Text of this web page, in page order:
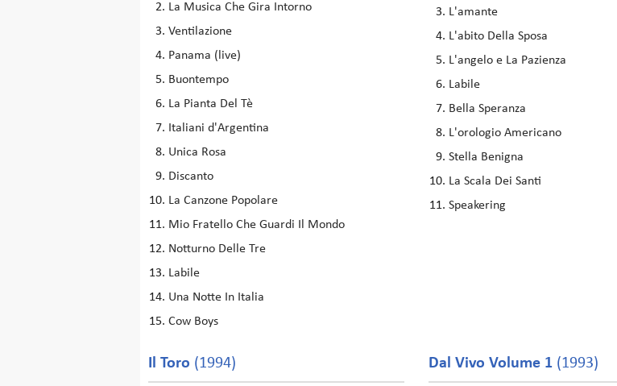
La Musica Che Gira Intorno
Ventilazione
Panama (live)
Buontempo
La Pianta Del Tè
Italiani d'Argentina
Unica Rosa
Discanto
La Canzone Popolare
Mio Fratello Che Guardi Il Mondo
Notturno Delle Tre
Labile
Una Notte In Italia
Cow Boys
L'amante
L'abito Della Sposa
L'angelo e La Pazienza
Labile
Bella Speranza
L'orologio Americano
Stella Benigna
La Scala Dei Santi
Speakering
Il Toro (1994) Dal Vivo Volume 1 (1993)